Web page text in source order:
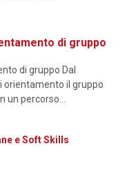
di gruppo
di gruppo Dal
orientamento il gruppo
percorso...
e Soft Skills